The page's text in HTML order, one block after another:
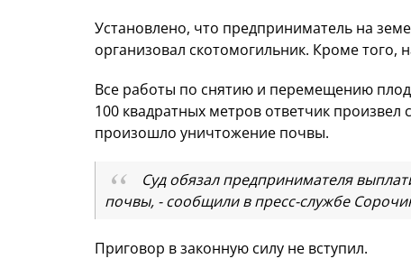
Установлено, что предприниматель на
организовал скотомогильник. Кроме того,
Все работы по снятию и перемещению
100 квадратных метров ответчик произвел
произошло уничтожение почвы.
Суд обязал предпринимателя
почвы, - сообщили в пресс-службе
Приговор в законную силу не вступил.